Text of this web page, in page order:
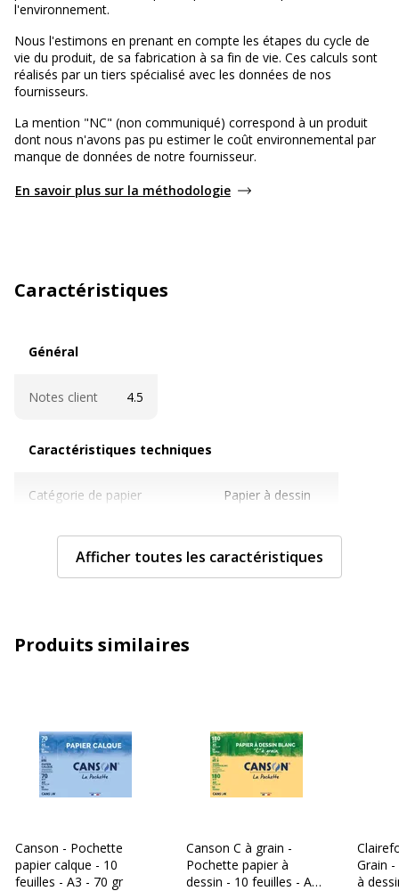
l'environnement.
Nous l'estimons en prenant en compte les étapes du cycle de
vie du produit, de sa fabrication à sa fin de vie. Ces calculs sont
réalisés par un tiers spécialisé avec les données de nos
fournisseurs.
La mention "NC" (non communiqué) correspond à un produit
dont nous n'avons pas pu estimer le coût environnemental par
manque de données de notre fournisseur.
En savoir plus sur la méthodologie
Caractéristiques
Général
Notes client 4.5
Caractéristiques techniques
Catégorie de papier Papier à dessin
Finition du papier Satin
Informations sur les services
Etat du produit Produit Neuf
Quantité incluse 1
Afficher toutes les caractéristiques
Produits similaires
Canson - Pochette
papier calque - 10
feuilles - A3 - 70 gr
Canson C à grain -
Pochette papier à
dessin - 10 feuilles - A3 -
Grain
à